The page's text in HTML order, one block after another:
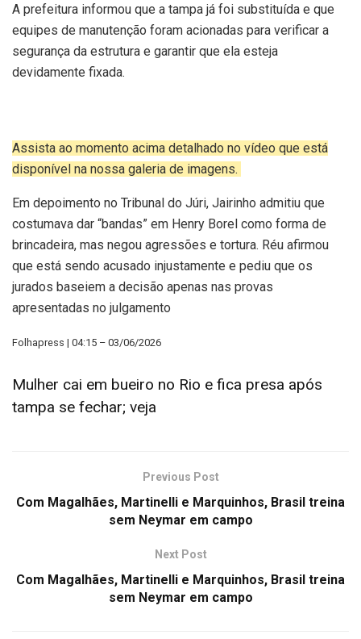
A prefeitura informou que a tampa já foi substituída e que
equipes de manutenção foram acionadas para verificar a
segurança da estrutura e garantir que ela esteja
devidamente fixada.
Assista ao momento acima detalhado no vídeo que está
disponível na nossa galeria de imagens.
Em depoimento no Tribunal do Júri, Jairinho admitiu que
costumava dar “bandas” em Henry Borel como forma de
brincadeira, mas negou agressões e tortura. Réu afirmou
que está sendo acusado injustamente e pediu que os
jurados baseiem a decisão apenas nas provas
apresentadas no julgamento
Folhapress | 04:15 – 03/06/2026
Mulher cai em bueiro no Rio e fica presa após
tampa se fechar; veja
Previous Post
Com Magalhães, Martinelli e Marquinhos, Brasil treina
sem Neymar em campo
Next Post
Com Magalhães, Martinelli e Marquinhos, Brasil treina
sem Neymar em campo